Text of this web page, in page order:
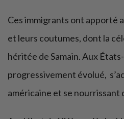
Ces immigrants ont apporté
et leurs coutumes, dont la
héritée de Samain. Aux
progressivement évolué,
américaine et se nourrissant